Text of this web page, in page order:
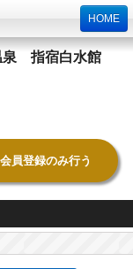
HOME
指宿白水館
会員登録のみ行う